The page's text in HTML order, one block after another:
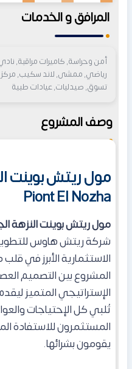
المرافق و الخدمات
أمن وحراسة, كاميرات مراقبة,
رياضي, ممشى, لاند سكيب, مركز
تسوق, صيدليات, عيادات طبية
وصف المشروع
Piont El Nozha
مول ريتش بوينت النزهة
شركةريتش هاوس
الاستثمارية الأبرز في
المشروع بين التصميم
الإستراتيجي المتميز
تُلبي كل الإحتياجات و
المستثمرون للاستفادة
يقومون بشرائها.